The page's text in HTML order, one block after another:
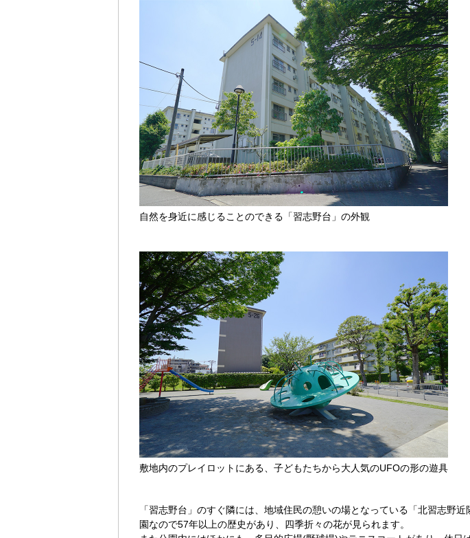
自然を身近に感じることのできる「習志野台」の外観
敷地内のプレイロットにある、子どもたちから大人気のUFOの形の遊具
「習志野台」のすぐ隣には、地域住民の憩いの場となっている「北習志野
園なので57年以上の歴史があり、四季折々の花が見られます。